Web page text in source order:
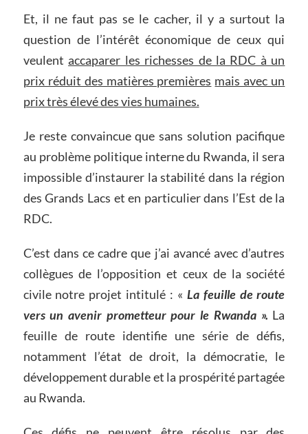
Et, il ne faut pas se le cacher, il y a surtout la
question de l’intérêt économique de ceux qui
veulentaccaparer les richesses de la RDC à un
prix réduit des matières premières mais avec un
prix très élevé des vies humaines.
Je reste convaincue que sans solution pacifique
au problème politique interne du Rwanda, il sera
impossible d’instaurer la stabilité dans la région
des Grands Lacs et en particulier dans l’Est de la
RDC.
C’est dans ce cadre que j’ai avancé avec d’autres
collègues de l’opposition et ceux de la société
civile notre projet intitulé : « La feuille de route
vers un avenir prometteur pour le Rwanda ». La
feuille de route identifie une série de défis,
notamment l’état de droit, la démocratie, le
développement durable et la prospérité partagée
au Rwanda.